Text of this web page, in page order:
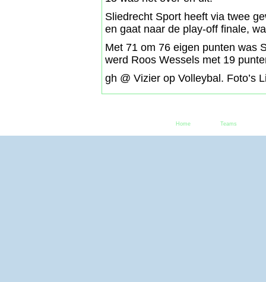
Sliedrecht Sport heeft via twee
en gaat naar de play-off finale,
Met 71 om 76 eigen punten was
werd Roos Wessels met 19
gh @ Vizier op Volleybal. Foto’s
Home Teams